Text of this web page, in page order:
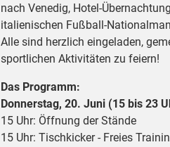
nach Venedig, Hotel-
italienischen Fußball-
Alle sind herzlich eingeladen,
sportlichen Aktivitäten zu feiern!
Das Programm:
Donnerstag, 20. Juni (15 bis 23
15 Uhr: Öffnung der Stände
15 Uhr: Tischkicker - Freies